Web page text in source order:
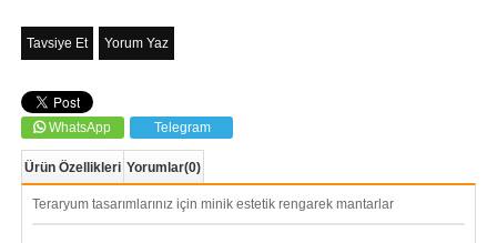
Tavsiye Et Yorum Yaz
WhatsApp Telegram
Ürün Özellikleri Yorumlar(0)
Teraryum tasarımlarınız için minik estetik rengarek mantarlar